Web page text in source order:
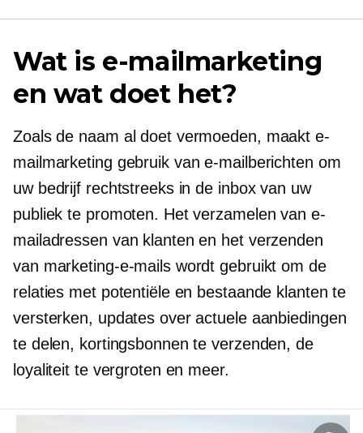
Wat is e-mailmarketing
en wat doet het?
Zoals de naam al doet vermoeden, maakt e-
mailmarketing gebruik van e-mailberichten om
uw bedrijf rechtstreeks in de inbox van uw
publiek te promoten. Het verzamelen van e-
mailadressen van klanten en het verzenden
van marketing-e-mails wordt gebruikt om de
relaties met potentiële en bestaande klanten te
versterken, updates over actuele aanbiedingen
te delen, kortingsbonnen te verzenden, de
loyaliteit te vergroten en meer.